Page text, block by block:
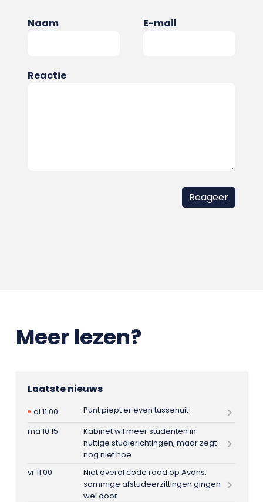
Naam E-mail
Reactie
Meer lezen?
Laatste nieuws
di 11:00
Punt piept er even tussenuit
ma 10:15
Kabinet wil meer studenten in
nuttige studierichtingen, maar zegt
nog niet hoe
vr 11:00
Niet overal code rood op Avans:
sommige afstudeerzittingen gingen
wel door